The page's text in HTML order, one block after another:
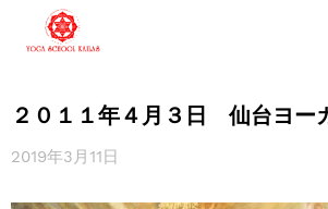
２０１１年４月３日 仙台ヨー
2019年3月11日